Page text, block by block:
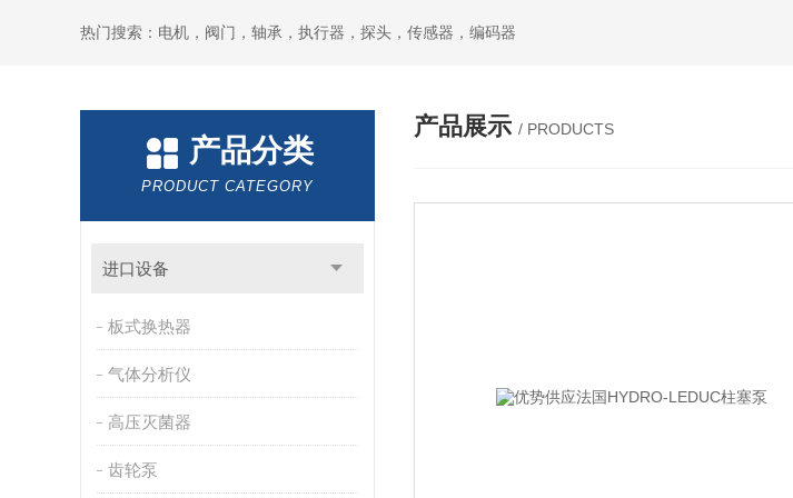
热门搜索：电机，阀门，轴承，执行器，探头，传感器，编码器
产品分类
PRODUCT CATEGORY
进口设备
板式换热器
气体分析仪
高压灭菌器
齿轮泵
产品展示 / PRODUCTS